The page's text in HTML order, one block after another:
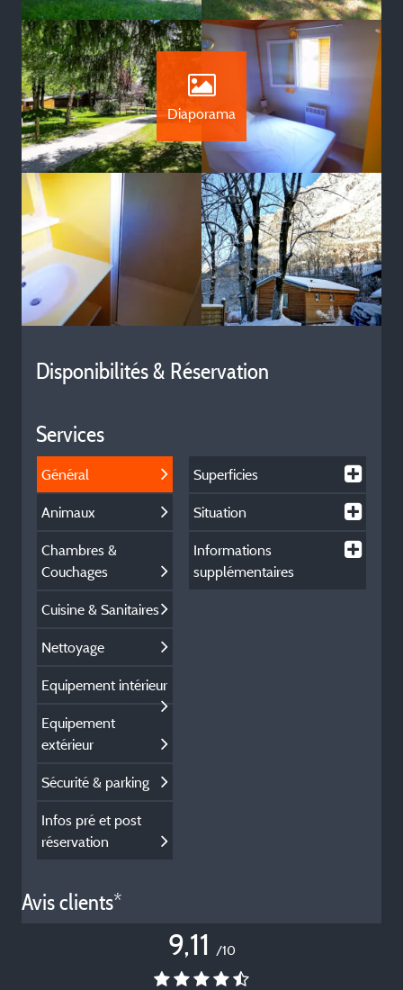
Diaporama
Disponibilités & Réservation
Services
Général
Animaux
Chambres &
Couchages
Cuisine & Sanitaires
Nettoyage
Equipement intérieur
Equipement
extérieur
Sécurité & parking
Infos pré et post
réservation
Superficies
Situation
Informations
supplémentaires
Avis clients*
9,11 /10